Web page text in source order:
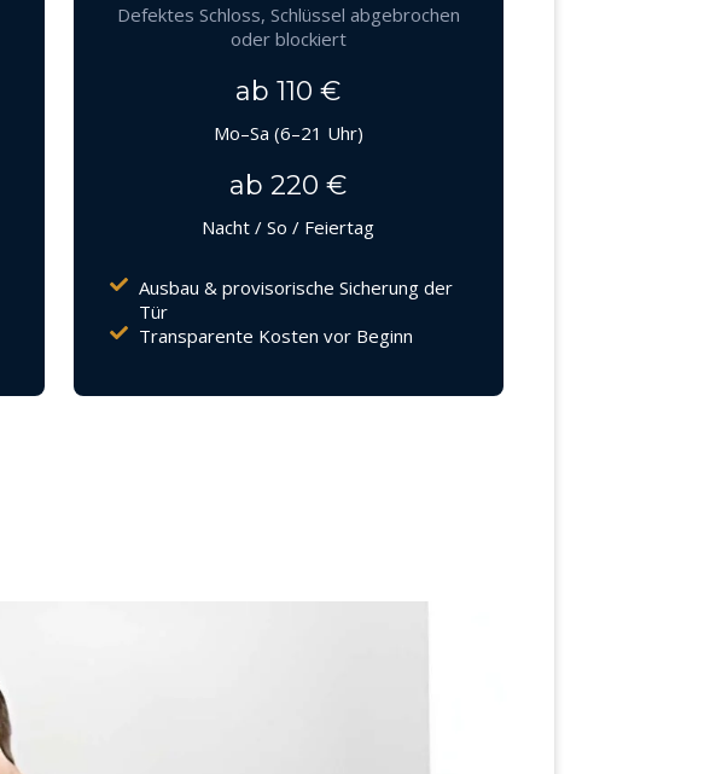
Defektes Schloss, Schlüssel abgebrochen
oder blockiert
ab 110 €
Mo–Sa (6–21 Uhr)
ab 220 €
Nacht / So / Feiertag
Ausbau & provisorische Sicherung der
Tür
Transparente Kosten vor Beginn